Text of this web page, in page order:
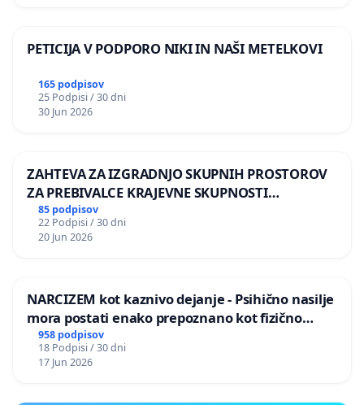
PETICIJA V PODPORO NIKI IN NAŠI METELKOVI
165 podpisov
25 Podpisi / 30 dni
30 Jun 2026
ZAHTEVA ZA IZGRADNJO SKUPNIH PROSTOROV
ZA PREBIVALCE KRAJEVNE SKUPNOSTI
PRESTRANEK
85 podpisov
22 Podpisi / 30 dni
20 Jun 2026
NARCIZEM kot kaznivo dejanje - Psihično nasilje
mora postati enako prepoznano kot fizično
nasilje
958 podpisov
18 Podpisi / 30 dni
17 Jun 2026